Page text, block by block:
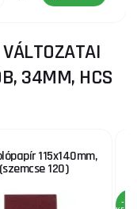
34MM, HCS
115x140mm,
(szemcse 120)
-3